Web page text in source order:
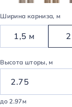
Ширина карниза, м
1,5 м
Высота шторы, м
до 2.97м